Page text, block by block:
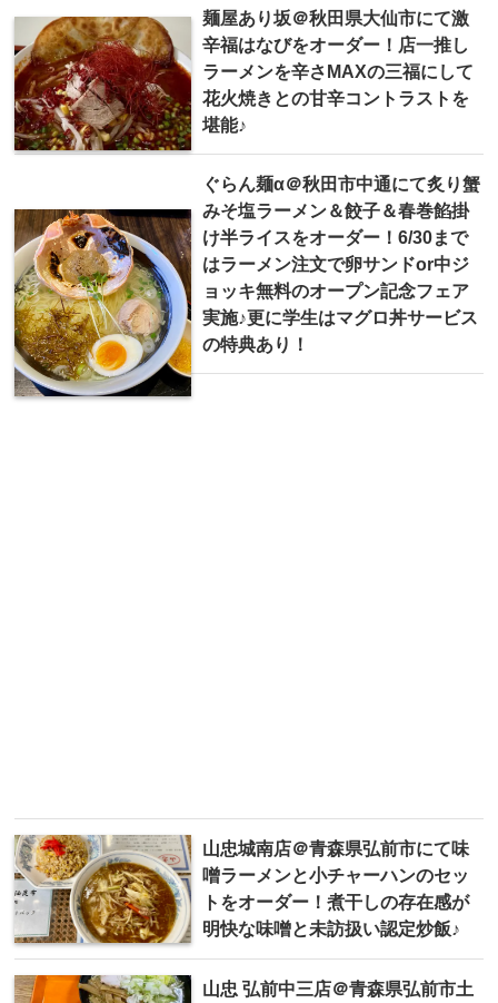
麺屋あり坂＠秋田県大仙市にて激
辛福はなびをオーダー！店一推し
ラーメンを辛さMAXの三福にして
花火焼きとの甘辛コントラストを
堪能♪
ぐらん麺α＠秋田市中通にて炙り蟹
みそ塩ラーメン＆餃子＆春巻餡掛
け半ライスをオーダー！6/30まで
はラーメン注文で卵サンドor中ジ
ョッキ無料のオープン記念フェア
実施♪更に学生はマグロ丼サービス
の特典あり！
山忠城南店＠青森県弘前市にて味
噌ラーメンと小チャーハンのセッ
トをオーダー！煮干しの存在感が
明快な味噌と未訪扱い認定炒飯♪
山忠 弘前中三店＠青森県弘前市土